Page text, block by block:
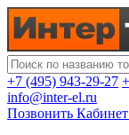
+7 (495) 943-29-27
info@inter-el.ru
Позвонить Кабинет